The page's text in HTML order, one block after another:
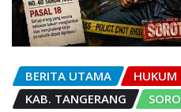
BERITA UTAMA
HUKUM
KAB. TANGERANG